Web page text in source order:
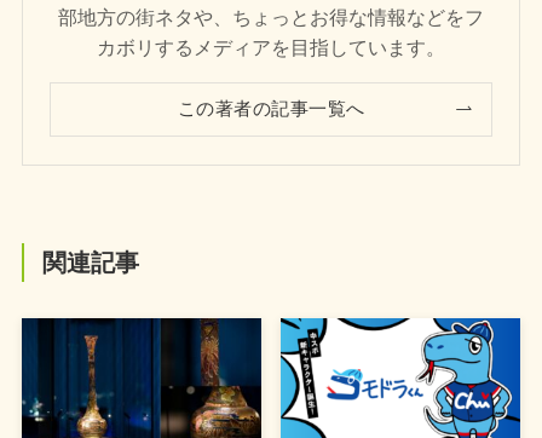
部地方の街ネタや、ちょっとお得な情報などをフ
カボリするメディアを目指しています。
この著者の記事一覧へ
関連記事